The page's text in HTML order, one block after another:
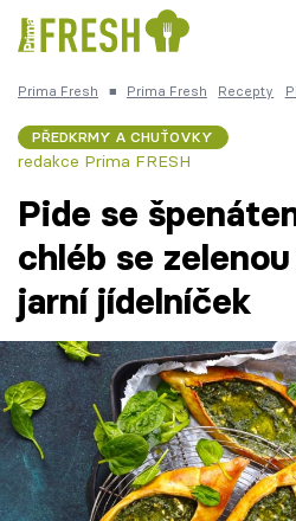
Česká kuchyně Čokoláda
Témata
Recepty
Články
TV Program
Prima Fresh ■ Prima Fresh Recepty
PŘEDKRMY A CHUŤOVKY
redakce Prima FRESH
Pide se
chléb se
jarní jídelníček